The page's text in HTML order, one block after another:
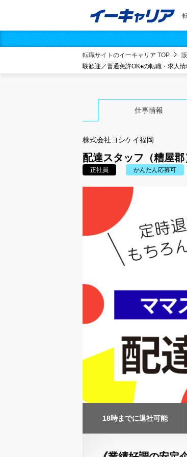
転職サイトのイーキャリア TOP
験歓迎／普通免許OK♦の転職・求人情
仕事情報
株式会社ヨシケイ福岡
配達スタッフ（糟屋
正社員 かんたん応募可
18時までに退社可能